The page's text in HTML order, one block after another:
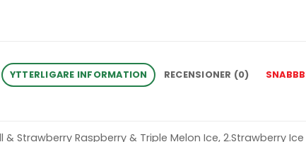
YTTERLIGARE INFORMATION RECENSIONER (0)
& Strawberry Raspberry & Triple Melon Ice, 2.Strawberry